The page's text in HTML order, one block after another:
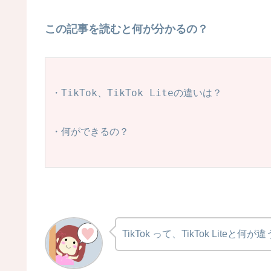
この記事を読むと何が分かるの？
・TikTok、TikTok Liteの違いは？
・何ができるの？
TikTok って、TikTok Liteと何が違